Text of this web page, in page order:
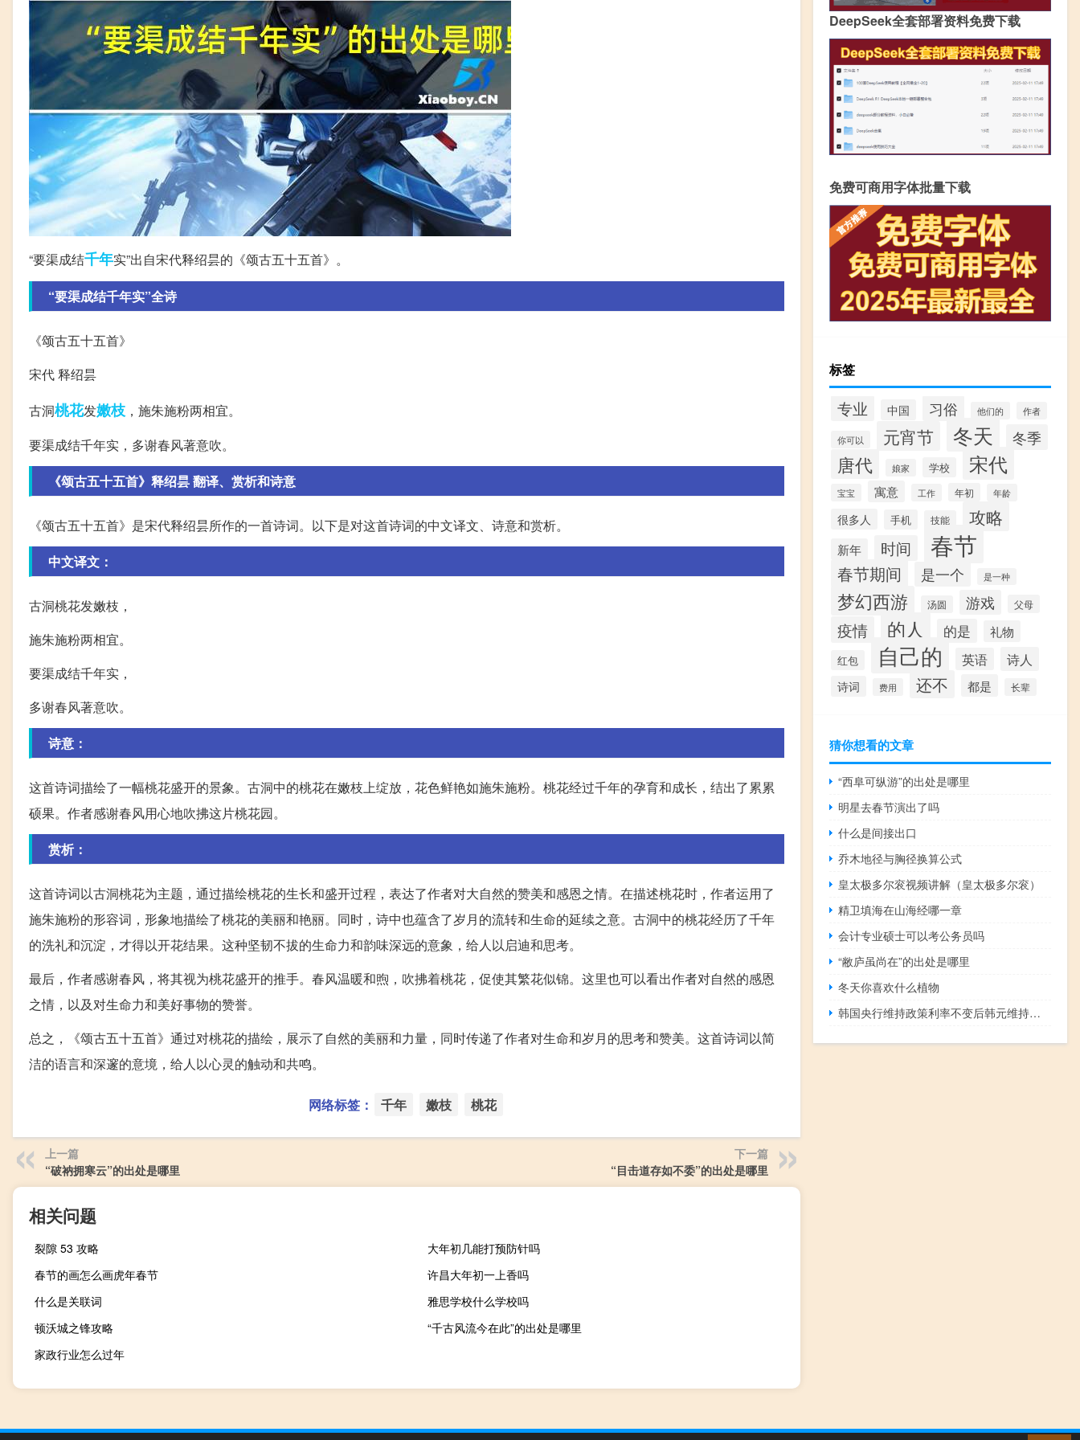
“要渠成结千年实”出自宋代释绍昙的《颂古五十五首》。
“要渠成结千年实”全诗
《颂古五十五首》
宋代 释绍昙
古洞桃花发嫩枝 ，施朱施粉两相宜。
要渠成结千年实，多谢春风著意吹。
《颂古五十五首》释绍昙 翻译、赏析和诗意
《颂古五十五首》是宋代释绍昙所作的一首诗词。以下是对这首诗词的中文译文、诗意和赏析。
中文译文：
古洞桃花发嫩枝，
施朱施粉两相宜。
要渠成结千年实，
多谢春风著意吹。
诗意：
这首诗词描绘了一幅桃花盛开的景象。古洞中的桃花在嫩枝上绽放，花色鲜艳如施朱施粉。桃花经过千年的孕育和成长，结出了累累
硕果。作者感谢春风用心地吹拂这片桃花园。
赏析：
这首诗词以古洞桃花为主题，通过描绘桃花的生长和盛开过程，表达了作者对大自然的赞美和感恩之情。在描述桃花时，作者运用了
施朱施粉的形容词，形象地描绘了桃花的美丽和艳丽。同时，诗中也蕴含了岁月的流转和生命的延续之意。古洞中的桃花经历了千年
的洗礼和沉淀，才得以开花结果。这种坚韧不拔的生命力和韵味深远的意象，给人以启迪和思考。
最后，作者感谢春风，将其视为桃花盛开的推手。春风温暖和煦，吹拂着桃花，促使其繁花似锦。这里也可以看出作者对自然的感恩
之情，以及对生命力和美好事物的赞誉。
总之，《颂古五十五首》通过对桃花的描绘，展示了自然的美丽和力量，同时传递了作者对生命和岁月的思考和赞美。这首诗词以简
洁的语言和深邃的意境，给人以心灵的触动和共鸣。
网络标签： 千年 嫩枝 桃花
上一篇
“破衲拥寒云”的出处是哪里
下一篇
“目击道存如不委”的出处是哪里
相关问题
裂隙 53 攻略
大年初几能打预防针吗
春节的画怎么画虎年春节
许昌大年初一上香吗
什么是关联词
雅思学校什么学校吗
顿沃城之锋攻略
“千古风流今在此”的出处是哪里
家政行业怎么过年
DeepSeek全套部署资料免费下载
免费可商用字体批量下载
标签
专业 中国 习俗 他们的 作者
你可以 元宵节 冬天 冬季
唐代 娘家 学校 宋代
宝宝 寓意 工作 年初 年龄
很多人 手机 技能 攻略
新年 时间 春节
春节期间 是一个 是一种
梦幻西游 汤圆 游戏 父母
疫情 的人 的是 礼物
红包 自己的 英语 诗人
诗词 费用 还不 都是 长辈
猜你想看的文章
“西阜可纵游”的出处是哪里
明星去春节演出了吗
什么是间接出口
乔木地径与胸径换算公式
皇太极多尔衮视频讲解（皇太极多尔衮）
精卫填海在山海经哪一章
会计专业硕士可以考公务员吗
“敝庐虽尚在”的出处是哪里
冬天你喜欢什么植物
韩国央行维持政策利率不变后韩元维持涨势